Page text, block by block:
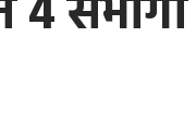
संभागों